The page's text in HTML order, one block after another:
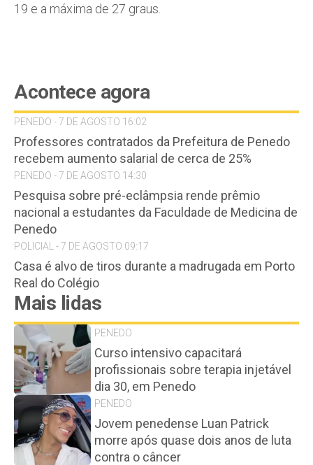
19 e a máxima de 27 graus.
Acontece agora
PENEDO - 7 DE AGOSTO 16:02
Professores contratados da Prefeitura de Penedo
recebem aumento salarial de cerca de 25%
PENEDO - 7 DE AGOSTO 14:30
Pesquisa sobre pré-eclâmpsia rende prêmio
nacional a estudantes da Faculdade de Medicina de
Penedo
POLICIAL - 7 DE AGOSTO 09:17
Casa é alvo de tiros durante a madrugada em Porto
Real do Colégio
Mais lidas
PENEDO
Curso intensivo capacitará
profissionais sobre terapia injetável
dia 30, em Penedo
PENEDO
Jovem penedense Luan Patrick
morre após quase dois anos de luta
contra o câncer